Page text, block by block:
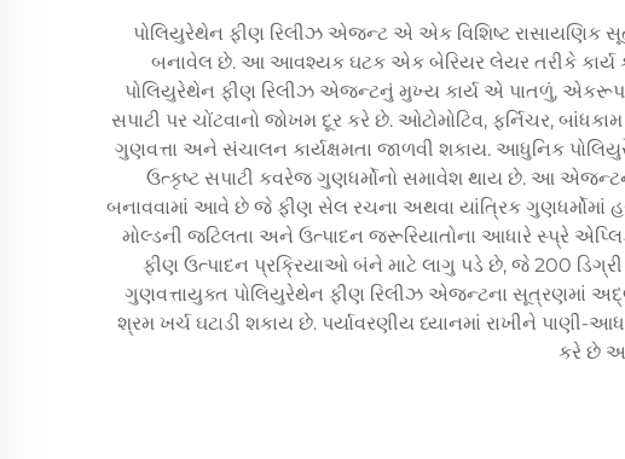
પોલિયુરેથેન ફીણ રિલીઝ એજન્ટ એ એક વિશિષ્ટ રાસાયણિક
બનાવેલ છે. આ આવશ્યક ઘટક એક બેરિયર લેયર તરીકે કાર્ય
પોલિયુરેથેન ફીણ રિલીઝ એજન્ટનું મુખ્ય કાર્ય એ પાતળું, એકરૂપ
સપાટી પર ચોંટવાનો જોખમ દૂર કરે છે. ઓટોમોટિવ, ફર્નિચર,
ગુણવત્તા અને સંચાલન કાર્યક્ષમતા જાળવી શકાય. આધુનિક
ઉત્કૃષ્ટ સપાટી કવરેજ ગુણધર્મોનો સમાવેશ થાય છે. આ
બનાવવામાં આવે છે જે ફીણ સેલ રચના અથવા યાંત્રિક ગુણધર્મોમાં
મોલ્ડની જટિલતા અને ઉત્પાદન જરૂરિયાતોના આધારે સ્પ્રે
ફીણ ઉત્પાદન પ્રક્રિયાઓ બંને માટે લાગુ પડે છે, જે 200
ગુણવત્તાયુક્ત પોલિયુરેથેન ફીણ રિલીઝ એજન્ટના સૂત્રણમાં
શ્રમ ખર્ચ ઘટાડી શકાય છે. પર્યાવરણીય ધ્યાનમાં રાખીને
કરે છે